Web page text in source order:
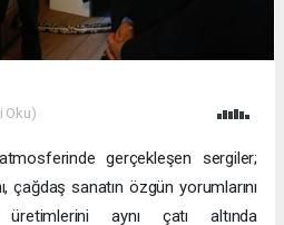
Oku)
gerçekleşen sergiler;
çağdaş sanatın özgün yorumlarını
aynı çatı altında